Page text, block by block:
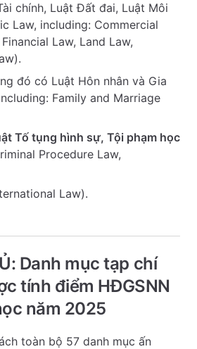
chính, Luật Đất đai, Luật Môi
Law, including: Commercial
Law, Land Law,
đó có Luật Hôn nhân và Gia
Family and Marriage
Tố tụng hình sự, Tội phạm học
Procedure Law,
Law).
Danh mục tạp chí
tính điểm HĐGSNN
năm 2025
toàn bộ 57 danh mục ấn